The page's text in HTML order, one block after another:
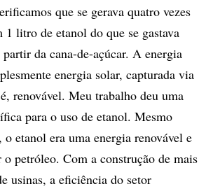
que se gerava quatro vezes
1 litro de etanol do que se gastava
da cana-de-açúcar. A energia
energia solar, capturada via
renovável. Meu trabalho deu uma
para o uso de etanol. Mesmo
o etanol era uma energia renovável e
petróleo. Com a construção de mais
usinas, a eficiência do setor